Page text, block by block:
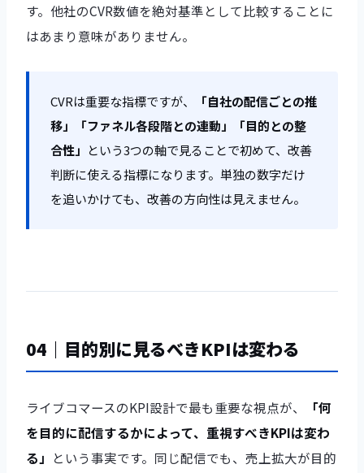
す。他社のCVR数値を絶対基準として比較することに
はあまり意味がありません。
CVRは重要な指標ですが、
「自社の配信ごとの推
移」「ファネル各段階との連動」「目的との整
合性」 という3つの軸で見ることで初めて、改善
判断に使える指標になります。単独の数字だけ
を追いかけても、改善の方向性は見えません。
04｜目的別に見るべきKPIは変わる
ライブコマースのKPI設計で最も重要な視点が、
「何
を目的に配信するかによって、重視すべきKPIは変わ
る」 という事実です。同じ配信でも、売上拡大が目的